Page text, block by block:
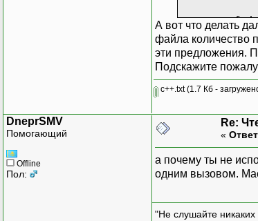
А вот что делать
файла количество
эти предложения.
Подскажите
c++.txt(1.7 Кб -
DneprSMV
Помогающий
Offline
Пол:
Re:
«
а почему ты не
одним вызовом.
"Не слушайте никаких